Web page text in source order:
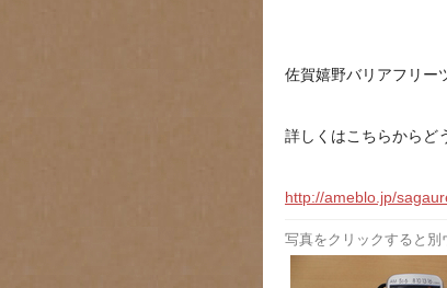
佐賀嬉野バリアフリー
詳しくはこちらからど
http://ameblo.jp/
写真をクリックすると別